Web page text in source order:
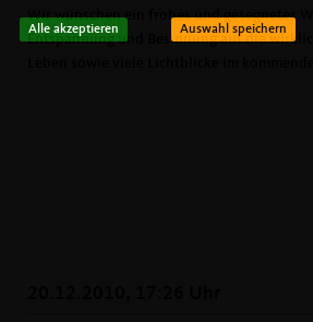
Wir wünschen ein frohes und gesegnetes
Entspannung und Besinnung auf die
Alle akzeptieren Auswahl speichern